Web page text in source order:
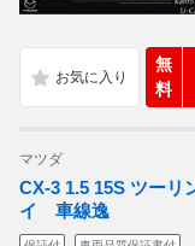
無
料
マツダ
CX-3 1.5 15S ツーリ
イ 車線逸